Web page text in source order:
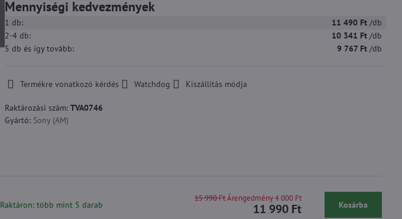
Mennyiségi kedvezmények
1 db: 11 490 Ft /db
2-4db: 10 341 Ft /db
5 db és így tovább: 9 767 Ft /db
Termékre vonatkozó kérdés Watchdog Kiszállítás módja
Raktározási szám: TVA0746
Gyártó: Sony (AM)
Raktáron: több mint 5 darab 11 990 Ft
15 990 Ft Árengedmény 4 000 Ft
Kosárba